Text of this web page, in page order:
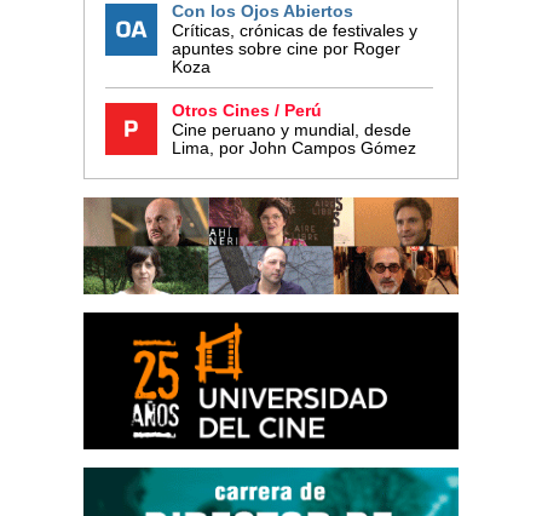
Con los Ojos Abiertos
Críticas, crónicas de festivales y
apuntes sobre cine por Roger
Koza
Otros Cines / Perú
Cine peruano y mundial, desde
Lima, por John Campos Gómez